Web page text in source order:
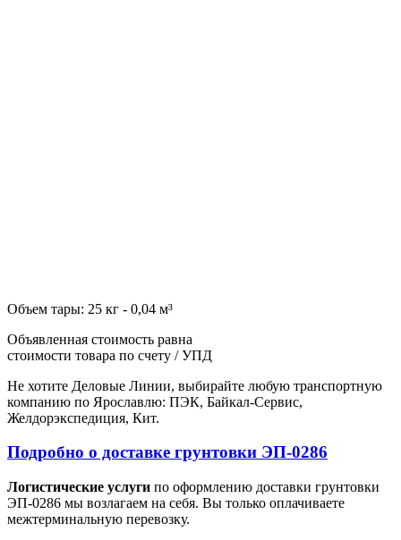
Объем тары: 25 кг - 0,04 м³
Объявленная стоимость равна
стоимости товара по счету / УПД
Не хотите Деловые Линии, выбирайте любую транспортную
компанию по Ярославлю: ПЭК, Байкал-Сервис,
Желдорэкспедиция, Кит.
Подробно о доставке грунтовки ЭП-0286
Логистические услуги по оформлению доставки грунтовки
ЭП-0286 мы возлагаем на себя. Вы только оплачиваете
межтерминальную перевозку.